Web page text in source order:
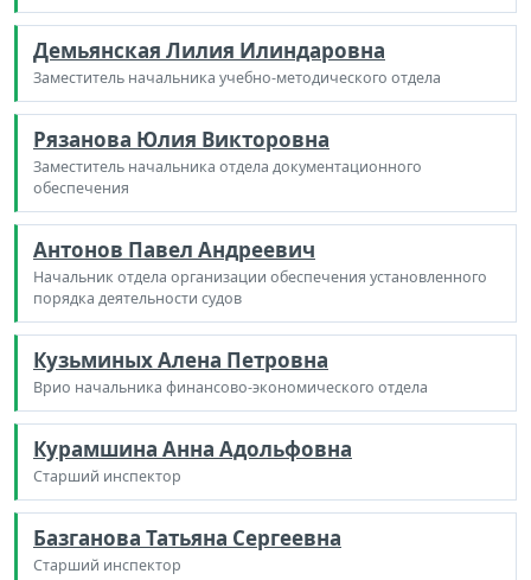
Демьянская Лилия Илиндаровна
Заместитель начальника учебно-методического отдела
Рязанова Юлия Викторовна
Заместитель начальника отдела документационного
обеспечения
Антонов Павел Андреевич
Начальник отдела организации обеспечения установленного
порядка деятельности судов
Кузьминых Алена Петровна
Врио начальника финансово-экономического отдела
Курамшина Анна Адольфовна
Старший инспектор
Базганова Татьяна Сергеевна
Старший инспектор